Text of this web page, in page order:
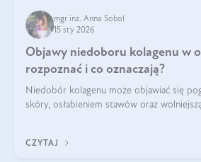
mgr inż. Anna Sobol
15 sty 2026
Objawy niedoboru kolagenu w
rozpoznać i co oznaczają?
Niedobór kolagenu może objawiać się
skóry, osłabieniem stawów oraz
osłabienie włosów.
CZYTAJ